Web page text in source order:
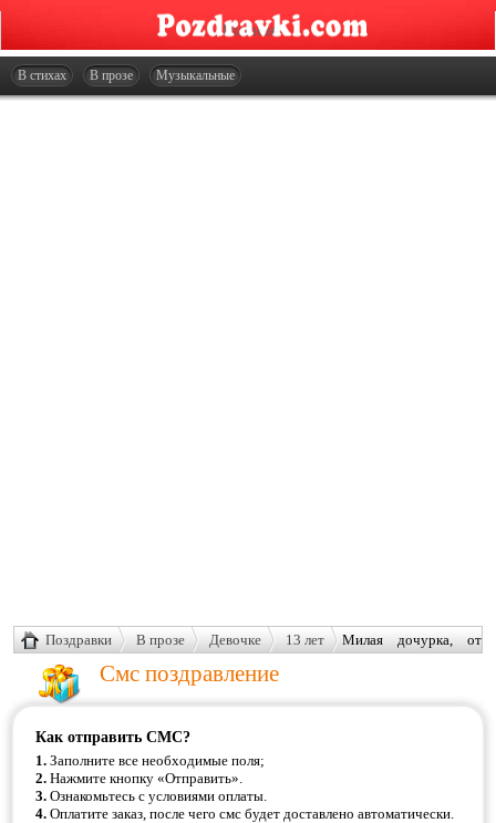
Главная
Открытки
В стихах В прозе Музыкальные
Поздравки В прозе Девочке 13 лет
Милая дочурка, от
поздравляем тебя с 13-летием.
Смс поздравление
Как отправить СМС?
1. Заполните все необходимые поля;
2. Нажмите кнопку «Отправить».
3. Ознакомьтесь с условиями оплаты.
4. Оплатите заказ, после чего смс будет доставлено автоматически.